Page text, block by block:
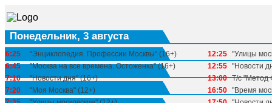
Понедельник, 3 августа
6:25
"Энциклопедия. Профессии Москвы" (16+)
6:45
"Москва на все времена. Остоженка" (16+)
7:10
"Новости дня" (16+)
7:20
"Моя Москва" (12+)
12:25 "Улицы
12:55 "Новости
13:00 Т/с "Метод
16:50 "Время